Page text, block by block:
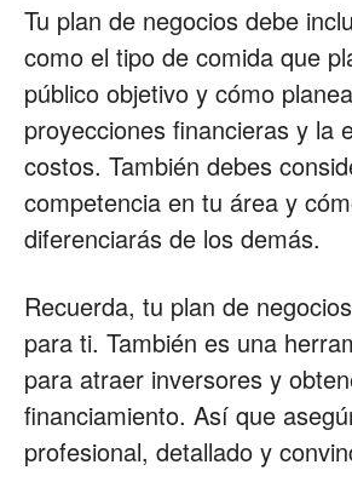
Tu plan de negocios debe
como el tipo de comida que
público objetivo y cómo
proyecciones financieras y la
costos. También debes
competencia en tu área y
diferenciarás de los demás.
Recuerda, tu plan de
para ti. También es una
para atraer inversores y
financiamiento. Así que
profesional, detallado y